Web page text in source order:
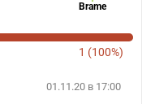
Brame
1 (100%)
01.11.20 в 17:00